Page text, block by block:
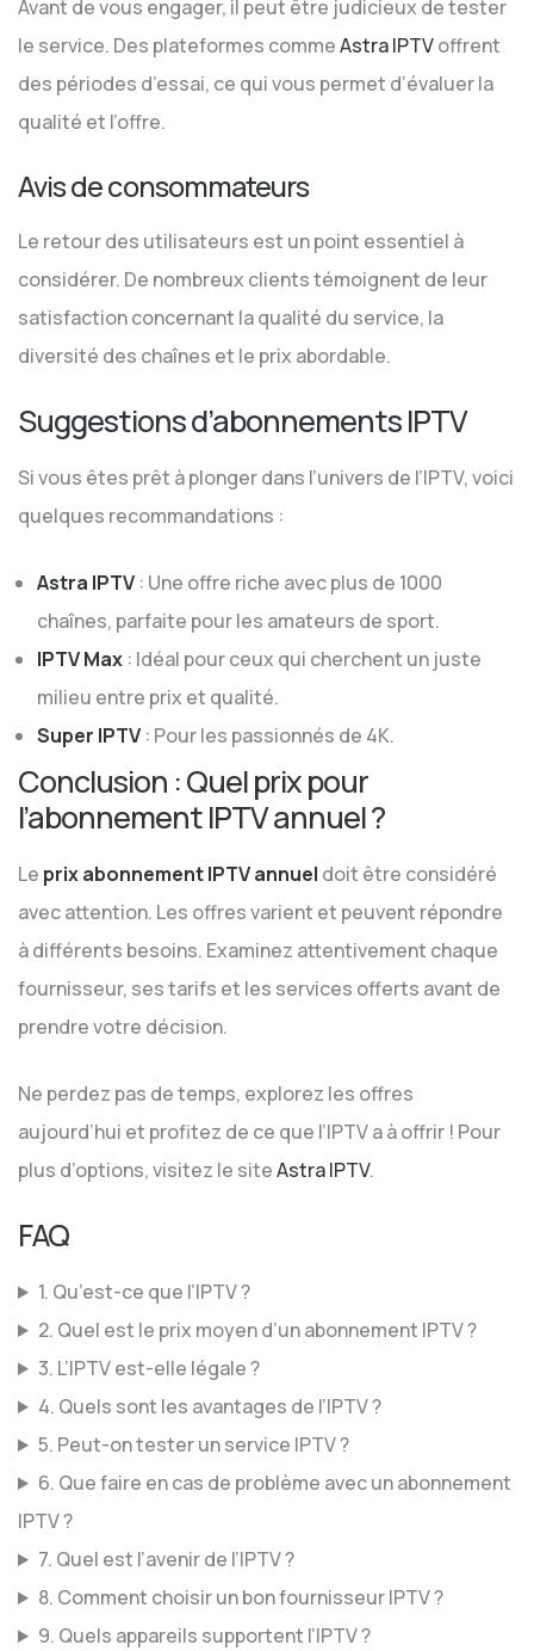
Avant de vous engager, il peut être judicieux de tester
le service. Des plateformes commeAstra IPTVoffrent
des périodes d’essai, ce qui vous permet d’évaluer la
qualité et l’offre.
Avis de consommateurs
Le retour des utilisateurs est un point essentiel à
considérer. De nombreux clients témoignent de leur
satisfaction concernant la qualité du service, la
diversité des chaînes et le prix abordable.
Suggestions d’abonnements IPTV
Si vous êtes prêt à plonger dans l’univers de l’IPTV, voici
quelques recommandations :
Astra IPTV : Une offre riche avec plus de 1000
chaînes, parfaite pour les amateurs de sport.
IPTV Max : Idéal pour ceux qui cherchent un juste
milieu entre prix et qualité.
Super IPTV : Pour les passionnés de 4K.
Conclusion : Quel prix pour
l’abonnement IPTV annuel ?
Le prix abonnement IPTV annuel doit être considéré
avec attention. Les offres varient et peuvent répondre
à différents besoins. Examinez attentivement chaque
fournisseur, ses tarifs et les services offerts avant de
prendre votre décision.
Ne perdez pas de temps, explorez les offres
aujourd’hui et profitez de ce que l’IPTV a à offrir ! Pour
plus d’options, visitez le siteAstra IPTV.
FAQ
1. Qu’est-ce que l’IPTV ?
2. Quel est le prix moyen d’un abonnement IPTV ?
3. L’IPTV est-elle légale ?
4. Quels sont les avantages de l’IPTV ?
5. Peut-on tester un service IPTV ?
6. Que faire en cas de problème avec un abonnement
IPTV ?
7. Quel est l’avenir de l’IPTV ?
8. Comment choisir un bon fournisseur IPTV ?
9. Quels appareils supportent l’IPTV ?